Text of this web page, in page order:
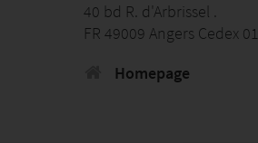
40 bd R. d'Arbrissel .
FR 49009 Angers Cedex 01
Homepage